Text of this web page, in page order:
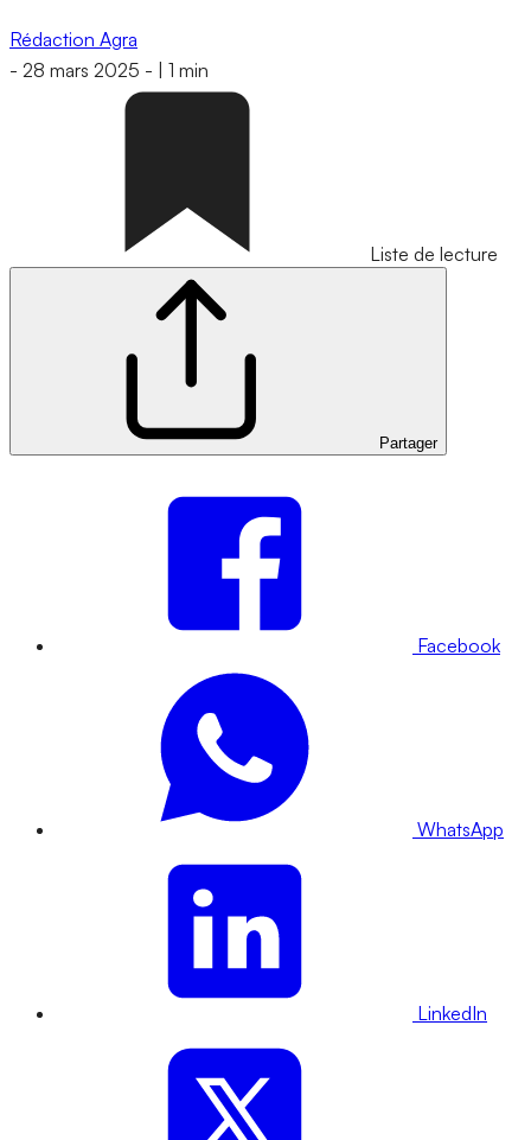
Rédaction Agra
- 28 mars 2025 - 1 min
Liste de lecture
Partager
Facebook
WhatsApp
LinkedIn